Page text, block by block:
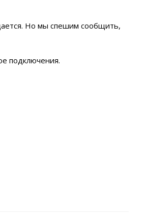
Но мы спешим сообщить,
подключения.